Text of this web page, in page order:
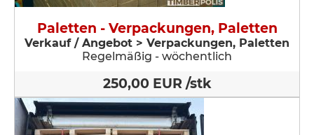
Paletten - Verpackungen, Paletten
Verkauf / Angebot > Verpackungen, Paletten
Regelmäßig - wöchentlich
250,00 EUR /stk